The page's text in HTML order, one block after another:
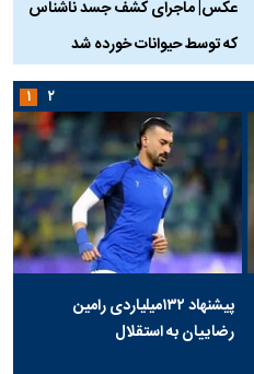
عکس| ماجرای کشف جسد ناشناس
که توسط حیوانات خورده شد
پیشنهاد ۱۳۲میلیاردی رامین
رضاییان به استقلال
۱ ۲